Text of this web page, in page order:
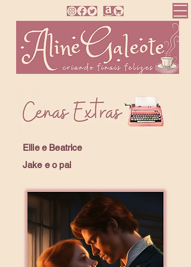
Ellie e Beatrice
Jake e o pai